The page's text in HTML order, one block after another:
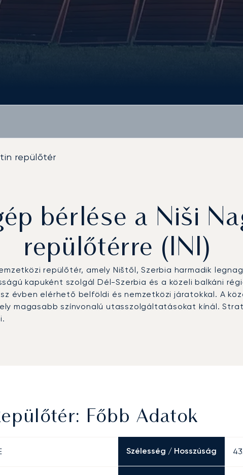
repülőtér
bérlése a Niši
repülőtérre (INI)
repülőtér, amely Ništől, Szerbia harmadik
kapuként szolgál Dél-Szerbia és a közeli balkáni
évben elérhető belföldi és nemzetközi járatokkal. A
magasabb színvonalú utasszolgáltatásokat kínál.
Főbb Adatok
Szélesség / Hosszúság